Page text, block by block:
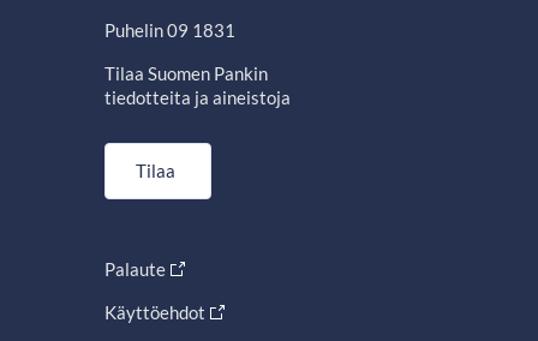
Puhelin 09 1831
Tilaa Suomen Pankin
tiedotteita ja aineistoja
Tilaa
Palaute
Käyttöehdot